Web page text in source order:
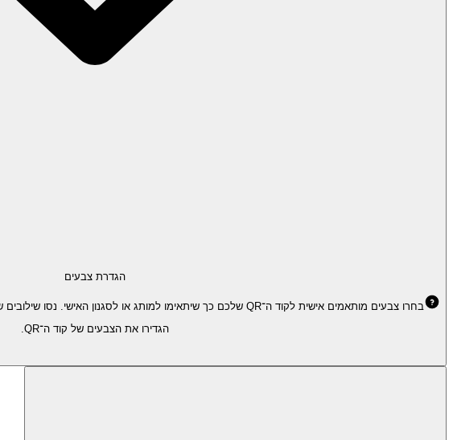
הגדרת צבעים
בחרו צבעים מותאמים אישית לקוד ה־QR שלכם כך שיתאימו למותג או לסגנון האישי. נסו שילובים שונים למראה ייחודי תוך שמירה על אפשרות לסריקה טובה.
הגדירו את הצבעים של קוד ה־QR.